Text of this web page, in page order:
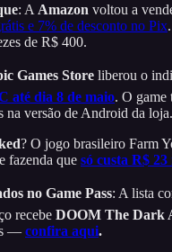
: A Amazon voltou a
e 7% de desconto no Pix
de R$ 400.
Games Store liberou o
até dia 8 de maio. O game
na versão de Android da loja.
? O jogo brasileiro Farm
fazenda que só custa R$ 23
no Game Pass: A lista
recebe DOOM The Dark
— confira aqui.